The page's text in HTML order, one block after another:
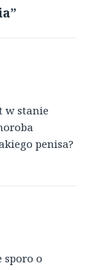
w stanie
penisa?
sporo o